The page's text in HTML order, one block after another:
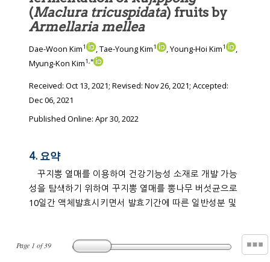
Page 1 of39
(
Maclura tricuspidata) fruits by
Armellaria mellea
Dae-Woon Kim1 , Tae-Young Kim1 , Young-Hoi Kim1
,
Myung-Kon Kim1,*
Received: Oct 13, 2021; Revised: Nov 26, 2021; Accepted:
Dec 06, 2021
Published Online: Apr 30, 2022
4. 요약
꾸지뽕 열매를 이용하여 건강기능성 소재로 개발 가능
성을 탐색하기 위하여 꾸지뽕 열매를 뽕나무 버섯균으로
10일간 액체발효시키면서 발효기간에 따른 일반성분 및